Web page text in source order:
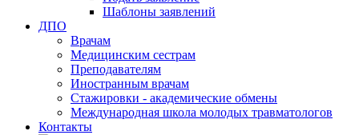
Шаблоны заявлений
ДПО
Врачам
Медицинским сестрам
Преподавателям
Иностранным врачам
Стажировки - академические обмены
Международная школа молодых травматологов
Контакты